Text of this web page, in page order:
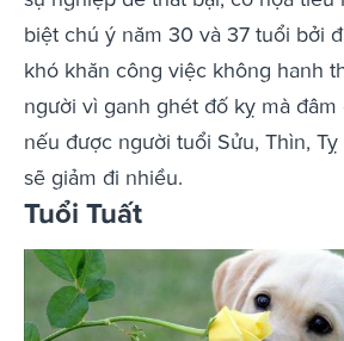
biệt chú ý năm 30 và 37 tuổi bởi
khó khăn công việc không hanh
người vì ganh ghét đố kỵ mà đâm
nếu được người tuổi Sửu, Thìn,
sẽ giảm đi nhiều.
Tuổi Tuất